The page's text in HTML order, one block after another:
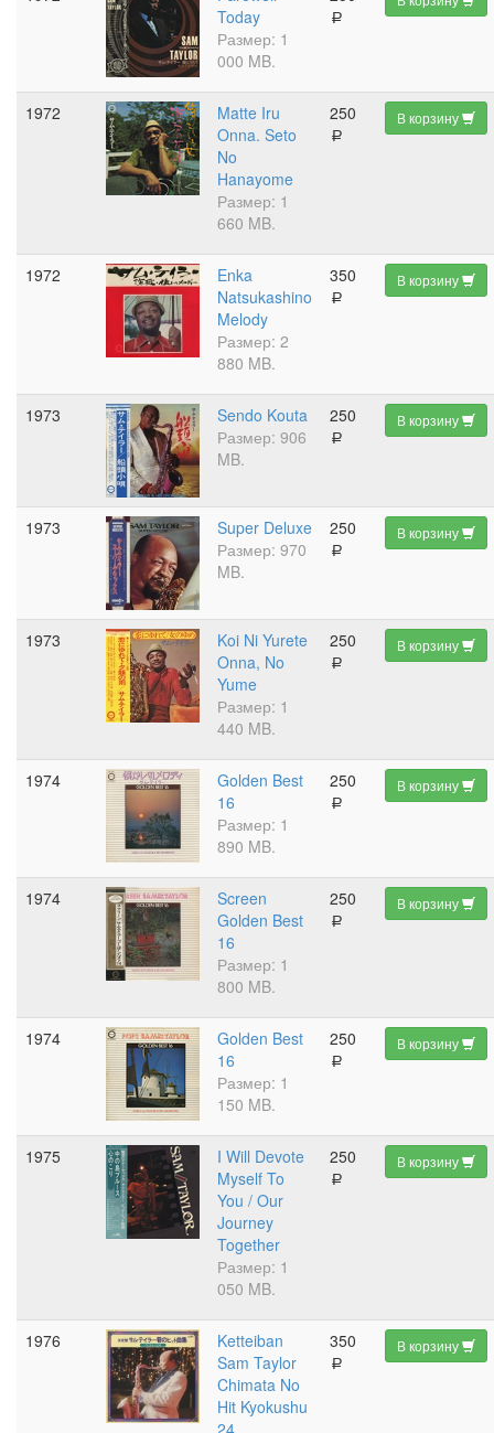
Today
Размер: 1
000 MB.
a
1972
Matte Iru
Onna. Seto
No
Hanayome
Размер: 1
660 MB.
250
a
В корзину
1972
Enka
Natsukashino
Melody
Размер: 2
880 MB.
350
a
В корзину
1973
Sendo Kouta
Размер: 906
MB.
250
a
В корзину
1973
Super Deluxe
Размер: 970
MB.
250
a
В корзину
1973
Koi Ni Yurete
Onna, No
Yume
Размер: 1
440 MB.
250
a
В корзину
1974
Golden Best
16
Размер: 1
890 MB.
250
a
В корзину
1974
Screen
Golden Best
16
Размер: 1
800 MB.
250
a
В корзину
1974
Golden Best
16
Размер: 1
150 MB.
250
a
В корзину
1975
I Will Devote
Myself To
You / Our
Journey
Together
Размер: 1
050 MB.
250
a
В корзину
1976
Ketteiban
Sam Taylor
Chimata No
Hit Kyokushu
24
350
a
В корзину